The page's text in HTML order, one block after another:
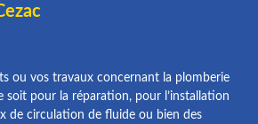
ou vos travaux concernant la plomberie
soit pour la réparation, pour l’installation
de circulation de fluide ou bien des